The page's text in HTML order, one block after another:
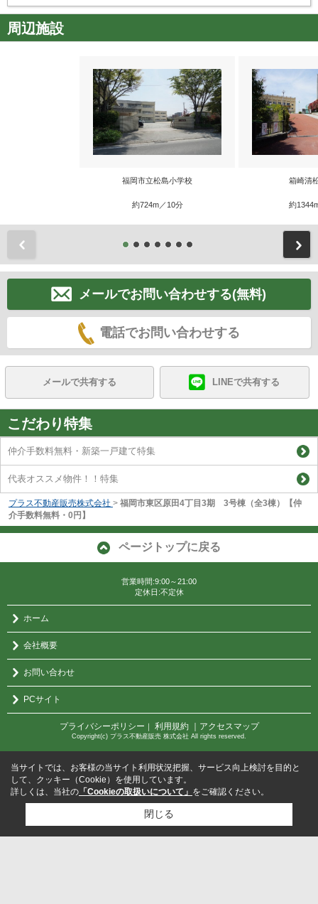
周辺施設
福岡市立松島小学校
約724m／10分
箱崎清
約
メールでお問い合わせする(無料)
電話でお問い合わせする
メールで共有する LINEで共有する
こだわり特集
仲介手数料無料・新築一戸建て特集
代表オススメ物件！！特集
プラス不動産販売株式会社 > 福岡市東区原田4丁目3期 3号棟（全3棟）【仲
介手数料無料・0円】
ページトップに戻る
営業時間:9:00～21:00
定休日:不定休
ホーム
会社概要
お問い合わせ
PCサイト
プライバシーポリシー ｜ 利用規約 ｜アクセスマップ
Copyright(c) プラス不動産販売 株式会社 All rights reserved.
当サイトでは、お客様の当サイト利用状況把握、サービス向上検討を目的と
して、クッキー（Cookie）を使用しています。
詳しくは、当社の 「Cookieの取扱いについて」 をご確認ください。
閉じる